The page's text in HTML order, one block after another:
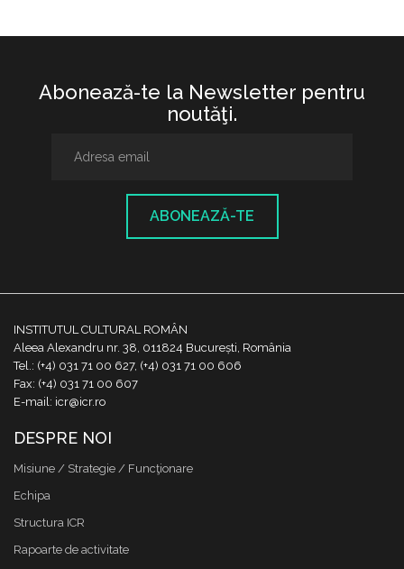
Abonează-te la Newsletter pentru
noutăţi.
ABONEAZĂ-TE
INSTITUTUL CULTURAL ROMÂN
Aleea Alexandru nr. 38, 011824 București, România
Tel.: (+4) 031 71 00 627, (+4) 031 71 00 606
Fax: (+4) 031 71 00 607
E-mail: icr@icr.ro
DESPRE NOI
Misiune / Strategie / Funcţionare
Echipa
Structura ICR
Rapoarte de activitate